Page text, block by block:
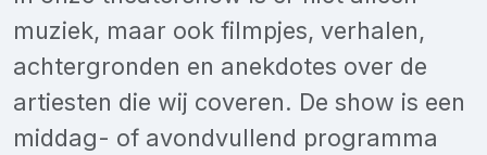
muziek, maar ook filmpjes, verhalen,
achtergronden en anekdotes over de
artiesten die wij coveren. De show is een
middag- of avondvullend programma